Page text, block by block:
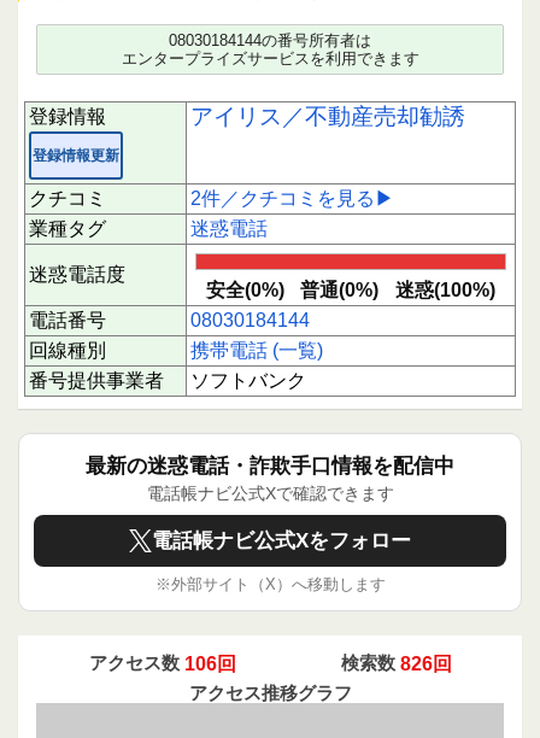
08030184144の番号所有者は
エンタープライズサービスを利用できます
登録情報
登録情報更新
アイリス／不動産売却勧誘
クチコミ
2件／クチコミを見る▶
業種タグ
迷惑電話
迷惑電話度
安全(0%) 普通(0%)
迷惑(100%)
電話番号
08030184144
回線種別
携帯電話 (一覧)
番号提供事業者
ソフトバンク
最新の迷惑電話・詐欺手口情報を配信中
電話帳ナビ公式Xで確認できます
電話帳ナビ公式Xをフォロー
※外部サイト（X）へ移動します
アクセス数 106回 検索数 826回
アクセス推移グラフ